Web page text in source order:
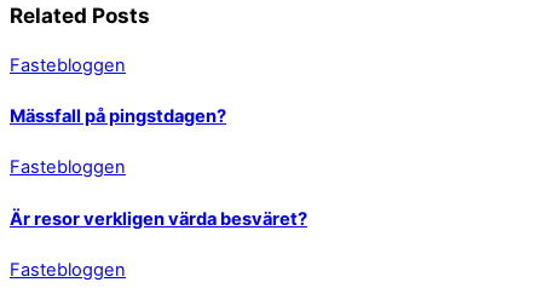
Related Posts
Fastebloggen
Mässfall på pingstdagen?
Fastebloggen
Är resor verkligen värda besväret?
Fastebloggen